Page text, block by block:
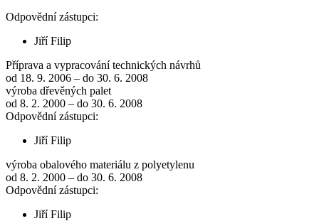
Odpovědní zástupci:
Jiří Filip
Příprava a vypracování technických návrhů
od 18. 9. 2006 – do 30. 6. 2008
výroba dřevěných palet
od 8. 2. 2000 – do 30. 6. 2008
Odpovědní zástupci:
Jiří Filip
výroba obalového materiálu z polyetylenu
od 8. 2. 2000 – do 30. 6. 2008
Odpovědní zástupci:
Jiří Filip